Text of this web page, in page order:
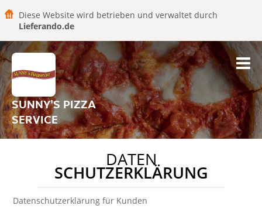
Diese Website wird betrieben und verwaltet durch
Lieferando.de
SUNNY'S PIZZA
SERVICE
DATEN
SCHUTZERKLÄRUNG
Datenschutzerklärung für Kunden